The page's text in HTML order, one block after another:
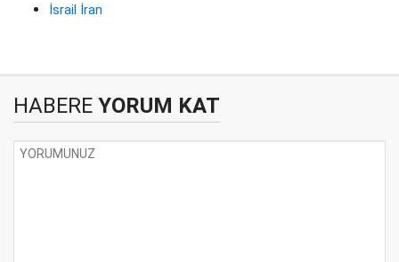
İsrail İran
HABERE YORUM KAT